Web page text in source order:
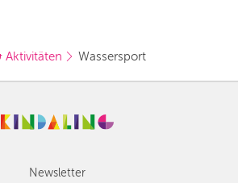
BERLIN
HAMBURG
Aktivitäten Wassersport
Newsletter